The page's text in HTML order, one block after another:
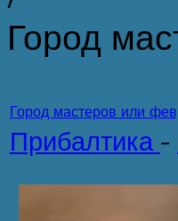
Город
Город мастеров или
Прибалтика -